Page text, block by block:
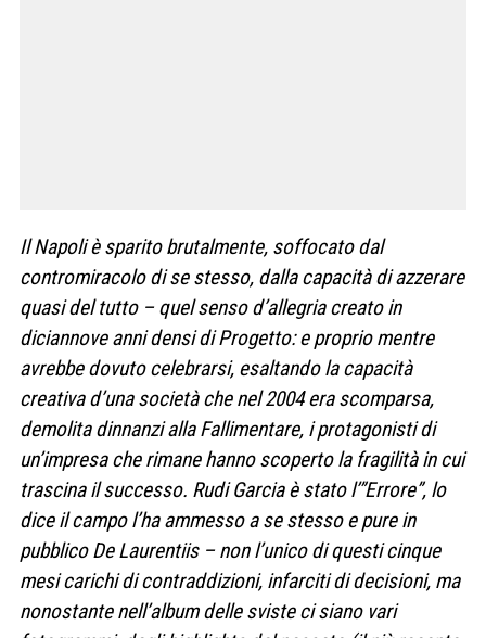
Il Napoli è sparito brutalmente, soffocato dal
contromiracolo di se stesso, dalla capacità di azzerare
quasi del tutto – quel senso d’allegria creato in
diciannove anni densi di Progetto: e proprio mentre
avrebbe dovuto celebrarsi, esaltando la capacità
creativa d’una società che nel 2004 era scomparsa,
demolita dinnanzi alla Fallimentare, i protagonisti di
un’impresa che rimane hanno scoperto la fragilità in cui
trascina il successo. Rudi Garcia è stato l’”Errore”, lo
dice il campo l’ha ammesso a se stesso e pure in
pubblico De Laurentiis – non l’unico di questi cinque
mesi carichi di contraddizioni, infarciti di decisioni, ma
nonostante nell’album delle sviste ci siano vari